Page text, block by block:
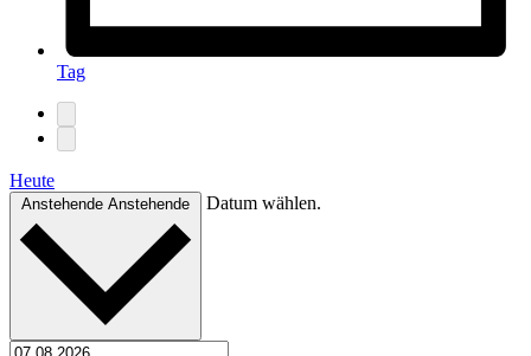
Tag
Heute
Anstehende Anstehende Datum wählen.